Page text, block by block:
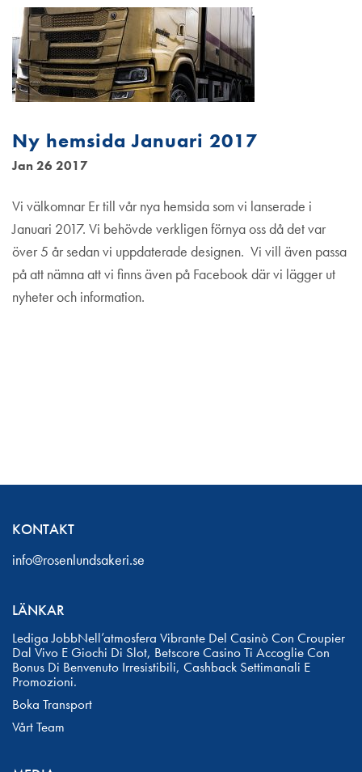
Ny hemsida Januari 2017
Jan 26 2017
Vi välkomnar Er till vår nya hemsida som vi lanserade i
Januari 2017. Vi behövde verkligen förnya oss då det var
över 5 år sedan vi uppdaterade designen. Vi vill även passa
på att nämna att vi finns även på Facebook där vi lägger ut
nyheter och information.
KONTAKT
info@rosenlundsakeri.se
LÄNKAR
Lediga JobbNell’atmosfera Vibrante Del Casinò Con Croupier
Dal Vivo E Giochi Di Slot, Betscore CasinoTi Accoglie Con
Bonus Di Benvenuto Irresistibili, Cashback Settimanali E
Promozioni.
Boka Transport
Vårt Team